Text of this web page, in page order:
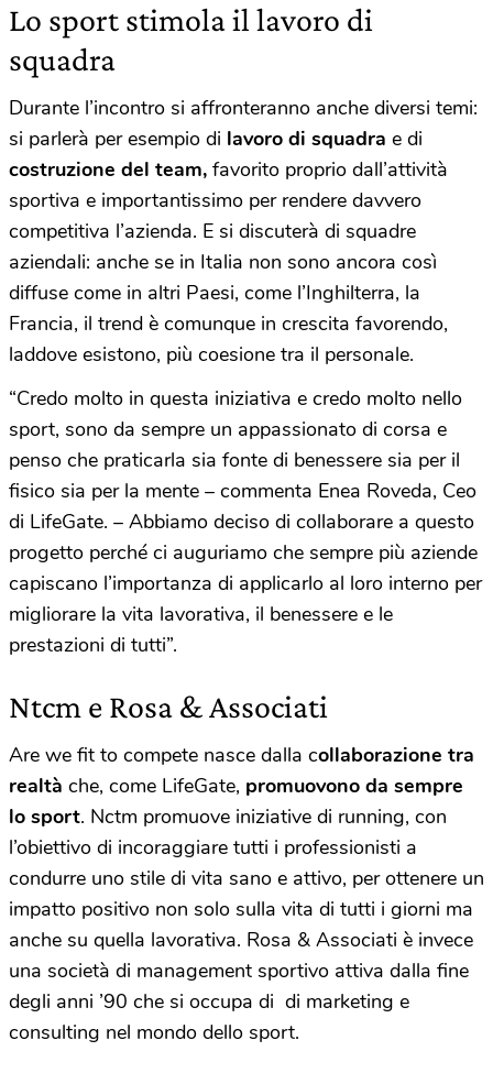
Lo sport stimola il lavoro di
squadra
Durante l’incontro si affronteranno anche diversi temi:
si parlerà per esempio di lavoro di squadra e di
costruzione del team, favorito proprio dall’attività
sportiva e importantissimo per rendere davvero
competitiva l’azienda. E si discuterà di squadre
aziendali: anche se in Italia non sono ancora così
diffuse come in altri Paesi, come l’Inghilterra, la
Francia, il trend è comunque in crescita favorendo,
laddove esistono, più coesione tra il personale.
“Credo molto in questa iniziativa e credo molto nello
sport, sono da sempre un appassionato di corsa e
penso che praticarla sia fonte di benessere sia per il
fisico sia per la mente – commenta Enea Roveda, Ceo
di LifeGate. – Abbiamo deciso di collaborare a questo
progetto perché ci auguriamo che sempre più aziende
capiscano l’importanza di applicarlo al loro interno per
migliorare la vita lavorativa, il benessere e le
prestazioni di tutti”.
Ntcm e Rosa & Associati
Are we fit to compete nasce dalla collaborazione tra
realtà che, come LifeGate, promuovono da sempre
lo sport. Nctm promuove iniziative di running, con
l’obiettivo di incoraggiare tutti i professionisti a
condurre uno stile di vita sano e attivo, per ottenere un
impatto positivo non solo sulla vita di tutti i giorni ma
anche su quella lavorativa. Rosa & Associati è invece
una società di management sportivo attiva dalla fine
degli anni ’90 che si occupa di di marketing e
consulting nel mondo dello sport.